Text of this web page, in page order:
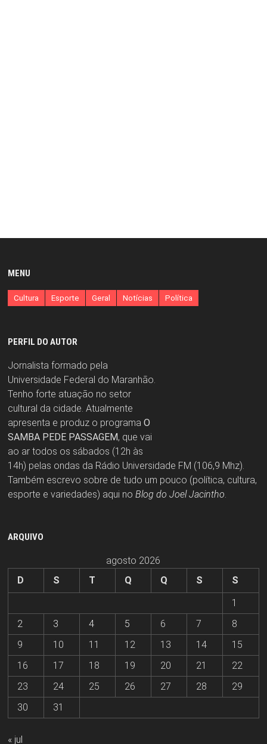
MENU
Cultura Esporte Geral Notícias Política
PERFIL DO AUTOR
Jornalista formado pela
Universidade Federal do Maranhão.
Tenho forte atuação no setor
cultural da cidade. Atualmente
apresenta e produz o programa O
SAMBA PEDE PASSAGEM, que vai
ao ar todos os sábados (12h às
14h) pelas ondas da Rádio Universidade FM (106,9 Mhz).
Também escrevo sobre de tudo um pouco (política, cultura,
esporte e variedades) aqui no Blog do Joel Jacintho.
ARQUIVO
agosto 2026
D
S T Q Q S
S
1
2
3 4 5 6 7
8
9
10 11 12 13 14
15
16
17 18 19 20 21
22
23
24 25 26 27 28
29
30
31
« jul